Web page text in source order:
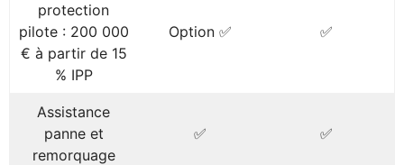
protection
pilote : 200 000
€ à partir de 15
% IPP
Option ✅ ✅
Assistance
panne et
remorquage
✅ ✅